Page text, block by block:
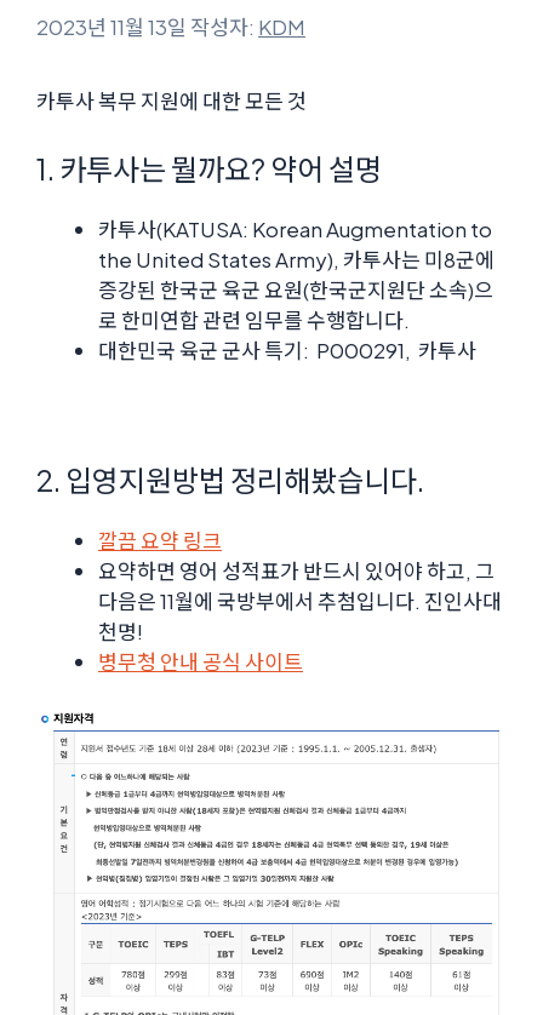
2023년 11월 13일 작성자: KDM
카투사 복무 지원에 대한 모든 것
1. 카투사는 뭘까요? 약어 설명
카투사(KATUSA: Korean Augmentation to
the United States Army), 카투사는 미8군에
증강된 한국군 육군 요원(한국군지원단 소속)으
로 한미연합 관련 임무를 수행합니다.
대한민국 육군 군사 특기: P000291, 카투사
2. 입영지원방법 정리해봤습니다.
깔끔 요약 링크
요약하면 영어 성적표가 반드시 있어야 하고, 그
다음은 11월에 국방부에서 추첨입니다. 진인사대
천명!
병무청 안내 공식 사이트